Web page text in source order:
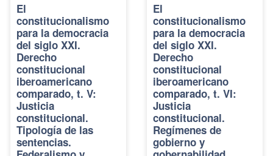
El
constitucionalismo
para la democracia
del siglo XXI.
Derecho
constitucional
iberoamericano
comparado, t. V:
Justicia
constitucional.
Tipología de las
sentencias.
El
constitucionalismo
para la democracia
del siglo XXI.
Derecho
constitucional
iberoamericano
comparado, t. VI:
Justicia
constitucional.
Regímenes de
gobierno y